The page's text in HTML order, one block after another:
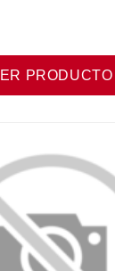
PRODUCTO